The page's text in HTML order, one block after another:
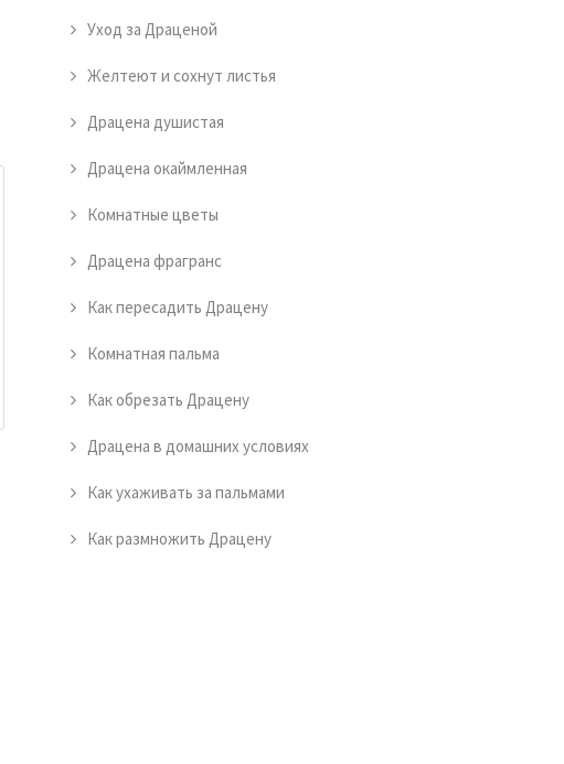
Уход за Драценой
Желтеют и сохнут листья
Драцена душистая
Драцена окаймленная
Комнатные цветы
Драцена фрагранс
Как пересадить Драцену
Комнатная пальма
Как обрезать Драцену
Драцена в домашних условиях
Как ухаживать за пальмами
Как размножить Драцену